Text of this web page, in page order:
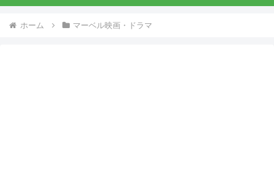
ホーム マーベル映画・ドラマ